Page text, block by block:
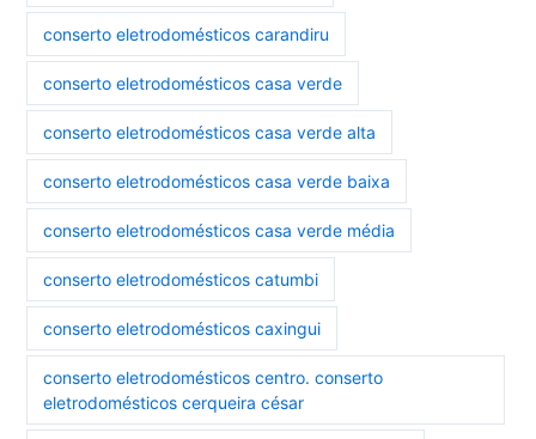
conserto eletrodomésticos carandiru
conserto eletrodomésticos casa verde
conserto eletrodomésticos casa verde alta
conserto eletrodomésticos casa verde baixa
conserto eletrodomésticos casa verde média
conserto eletrodomésticos catumbi
conserto eletrodomésticos caxingui
conserto eletrodomésticos centro. conserto
eletrodomésticos cerqueira césar